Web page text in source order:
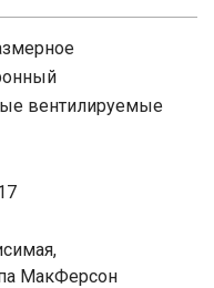
вентилируемые
МакФерсон